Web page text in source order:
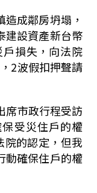
成鄰房坍塌，
建設資產新台幣
損失，向法院
2波假扣押聲請
席市政行程受訪
受災住戶的權
的認定，但我
動確保住戶的權